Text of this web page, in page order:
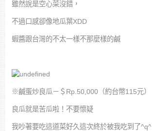
雖然說是空心菜沒錯，
不過口感卻像地瓜葉XDD
蝦醬跟台灣的不太一樣不那麼樣的鹹
※鹹蛋炒良瓜－＄Rp.50,000（約台幣115元）
良瓜就是苦瓜啦！不要懷疑
我吵著要吃這道菜好久這次終於被我吃到了^q^